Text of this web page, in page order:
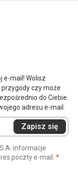
e-mail! Wolisz
czy może
do Ciebie.
adresu e-mail.
Zapisz się
informacje
poczty e-mail. *